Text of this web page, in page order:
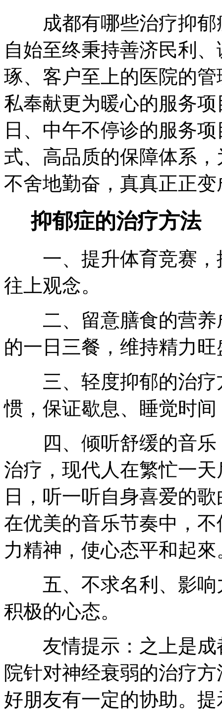
成都有哪些治疗抑郁
自始至终秉持善济民利
琢、客户至上的医院的
私奉献更为暖心的服务
日、中午不停诊的服务
式、高品质的保障体系
不舍地勤奋，真真正正
抑郁症的治疗方法
一、提升体育竞赛，
往上观念。
二、留意膳食的营养
的一日三餐，维持精力旺
三、轻度抑郁的治疗
惯，保证歇息、睡觉时
四、倾听舒缓的音乐
治疗，现代人在繁忙一
日，听一听自身喜爱的
在优美的音乐节奏中，
力精神，使心态平和起來
五、不求名利、影响
积极的心态。
友情提示：之上是成
院针对神经衰弱的治疗
好朋友有一定的协助。